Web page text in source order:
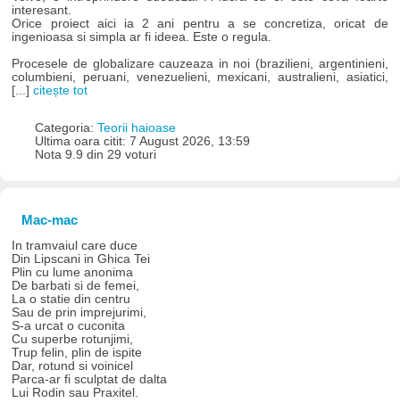
interesant.
Orice proiect aici ia 2 ani pentru a se concretiza, oricat de
ingenioasa si simpla ar fi ideea. Este o regula.
Procesele de globalizare cauzeaza in noi (brazilieni, argentinieni,
columbieni, peruani, venezuelieni, mexicani, australieni, asiatici,
[...]citește tot
Categoria: Teorii haioase
Ultima oara citit: 7 August 2026, 13:59
Nota 9.9 din 29 voturi
Mac-mac
In tramvaiul care duce
Din Lipscani in Ghica Tei
Plin cu lume anonima
De barbati si de femei,
La o statie din centru
Sau de prin imprejurimi,
S-a urcat o cuconita
Cu superbe rotunjimi,
Trup felin, plin de ispite
Dar, rotund si voinicel
Parca-ar fi sculptat de dalta
Lui Rodin sau Praxitel.